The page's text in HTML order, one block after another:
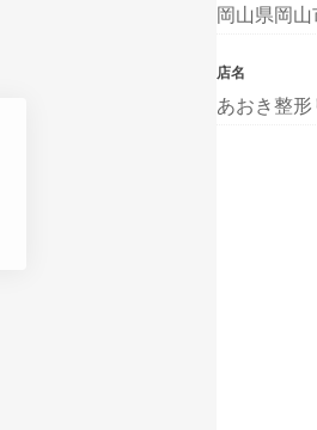
岡山県岡
店名
あおき整